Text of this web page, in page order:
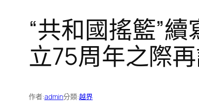
“共和國搖籃”
立75周年之際
作者:admin分類:越界